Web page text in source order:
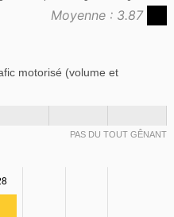
Moyenne : 3.87
motorisé (volume et
PAS DU TOUT GÊNANT